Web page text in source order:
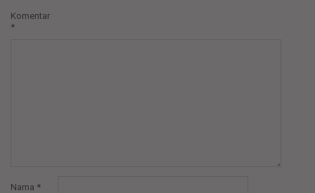
Komentar
*
Nama *